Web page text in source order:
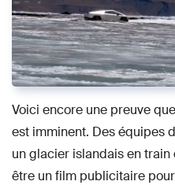
Voici encore une preuve
est imminent. Des équipes
un glacier islandais en
être un film publicitaire